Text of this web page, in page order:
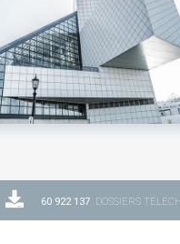
60 922 137 DOSSIERS